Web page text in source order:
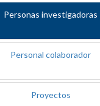
Personas investigadoras
Personal colaborador
Proyectos